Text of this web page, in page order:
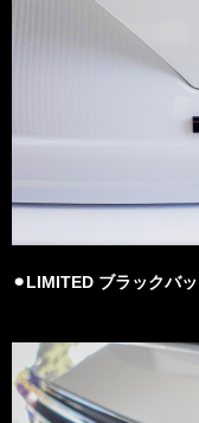
⚫︎LIMITED ブラックバ